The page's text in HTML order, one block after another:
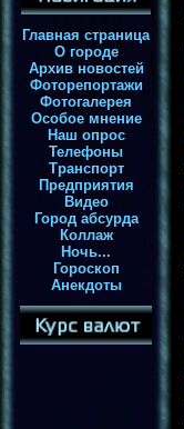
Главная страница
О городе
Архив новостей
Фоторепортажи
Фотогалерея
Особое мнение
Наш опрос
Телефоны
Транспорт
Предприятия
Видео
Город абсурда
Коллаж
Ночь...
Гороскоп
Анекдоты